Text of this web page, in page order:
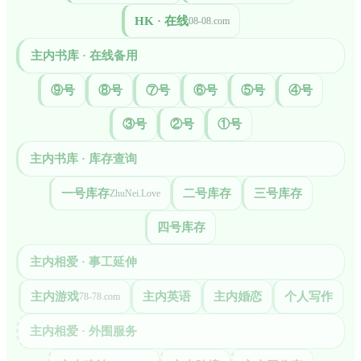
HK · 在线08-08.com
主内书库 · 在线备用
⑨号 ⑧号 ⑦号 ⑥号 ⑤号 ④号
③号 ②号 ①号
主内书库 · 库存查询
一号库存ZhuNei.Love 二号库存 三号库存
四号库存
主内相爱 · 事工延伸
主内游戏78-78.com 主内英语 主内婚恋 个人写作
主内相爱 · 外围服务